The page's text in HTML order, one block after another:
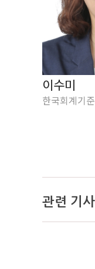
이수미
한국회계기
관련 기사